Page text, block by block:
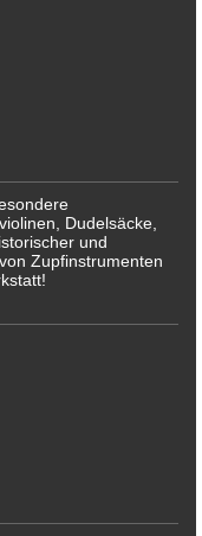
Dudelsäcke,
und
Zupfinstrumenten